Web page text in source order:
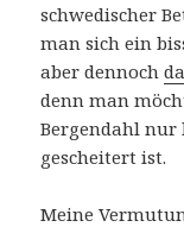
schwedischer
man sich ein
aber dennoch
denn man
Bergendahl nur
gescheitert ist.
Meine